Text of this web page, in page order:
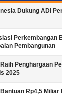
Dukung ADI
Perkembangan
Pembangunan
Penghargaan
2025
Rp4,5